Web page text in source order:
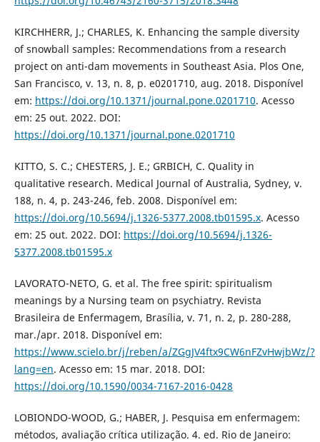
KIRCHHERR, J.; CHARLES, K. Enhancing the sample diversity
of snowball samples: Recommendations from a research
project on anti-dam movements in Southeast Asia. Plos One,
San Francisco, v. 13, n. 8, p. e0201710, aug. 2018. Disponível
em: https://doi.org/10.1371/journal.pone.0201710. Acesso
em: 25 out. 2022. DOI:
https://doi.org/10.1371/journal.pone.0201710
KITTO, S. C.; CHESTERS, J. E.; GRBICH, C. Quality in
qualitative research. Medical Journal of Australia, Sydney, v.
188, n. 4, p. 243-246, feb. 2008. Disponível em:
https://doi.org/10.5694/j.1326-5377.2008.tb01595.x. Acesso
em: 25 out. 2022. DOI: https://doi.org/10.5694/j.1326-
5377.2008.tb01595.x
LAVORATO-NETO, G. et al. The free spirit: spiritualism
meanings by a Nursing team on psychiatry. Revista
Brasileira de Enfermagem, Brasília, v. 71, n. 2, p. 280-288,
mar./apr. 2018. Disponível em:
https://www.scielo.br/j/reben/a/ZGgJV4ftx9CW6nFZvHwjbWz/?
lang=en. Acesso em: 15 mar. 2018. DOI:
https://doi.org/10.1590/0034-7167-2016-0428
LOBIONDO-WOOD, G.; HABER, J. Pesquisa em enfermagem:
métodos, avaliação crítica utilização. 4. ed. Rio de Janeiro: